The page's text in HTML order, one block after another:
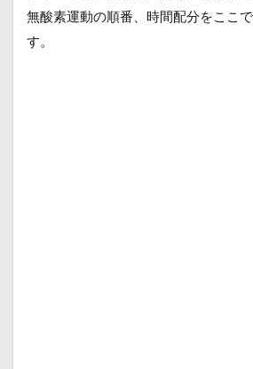
無酸素運動の順番、時間配分をここ
す。